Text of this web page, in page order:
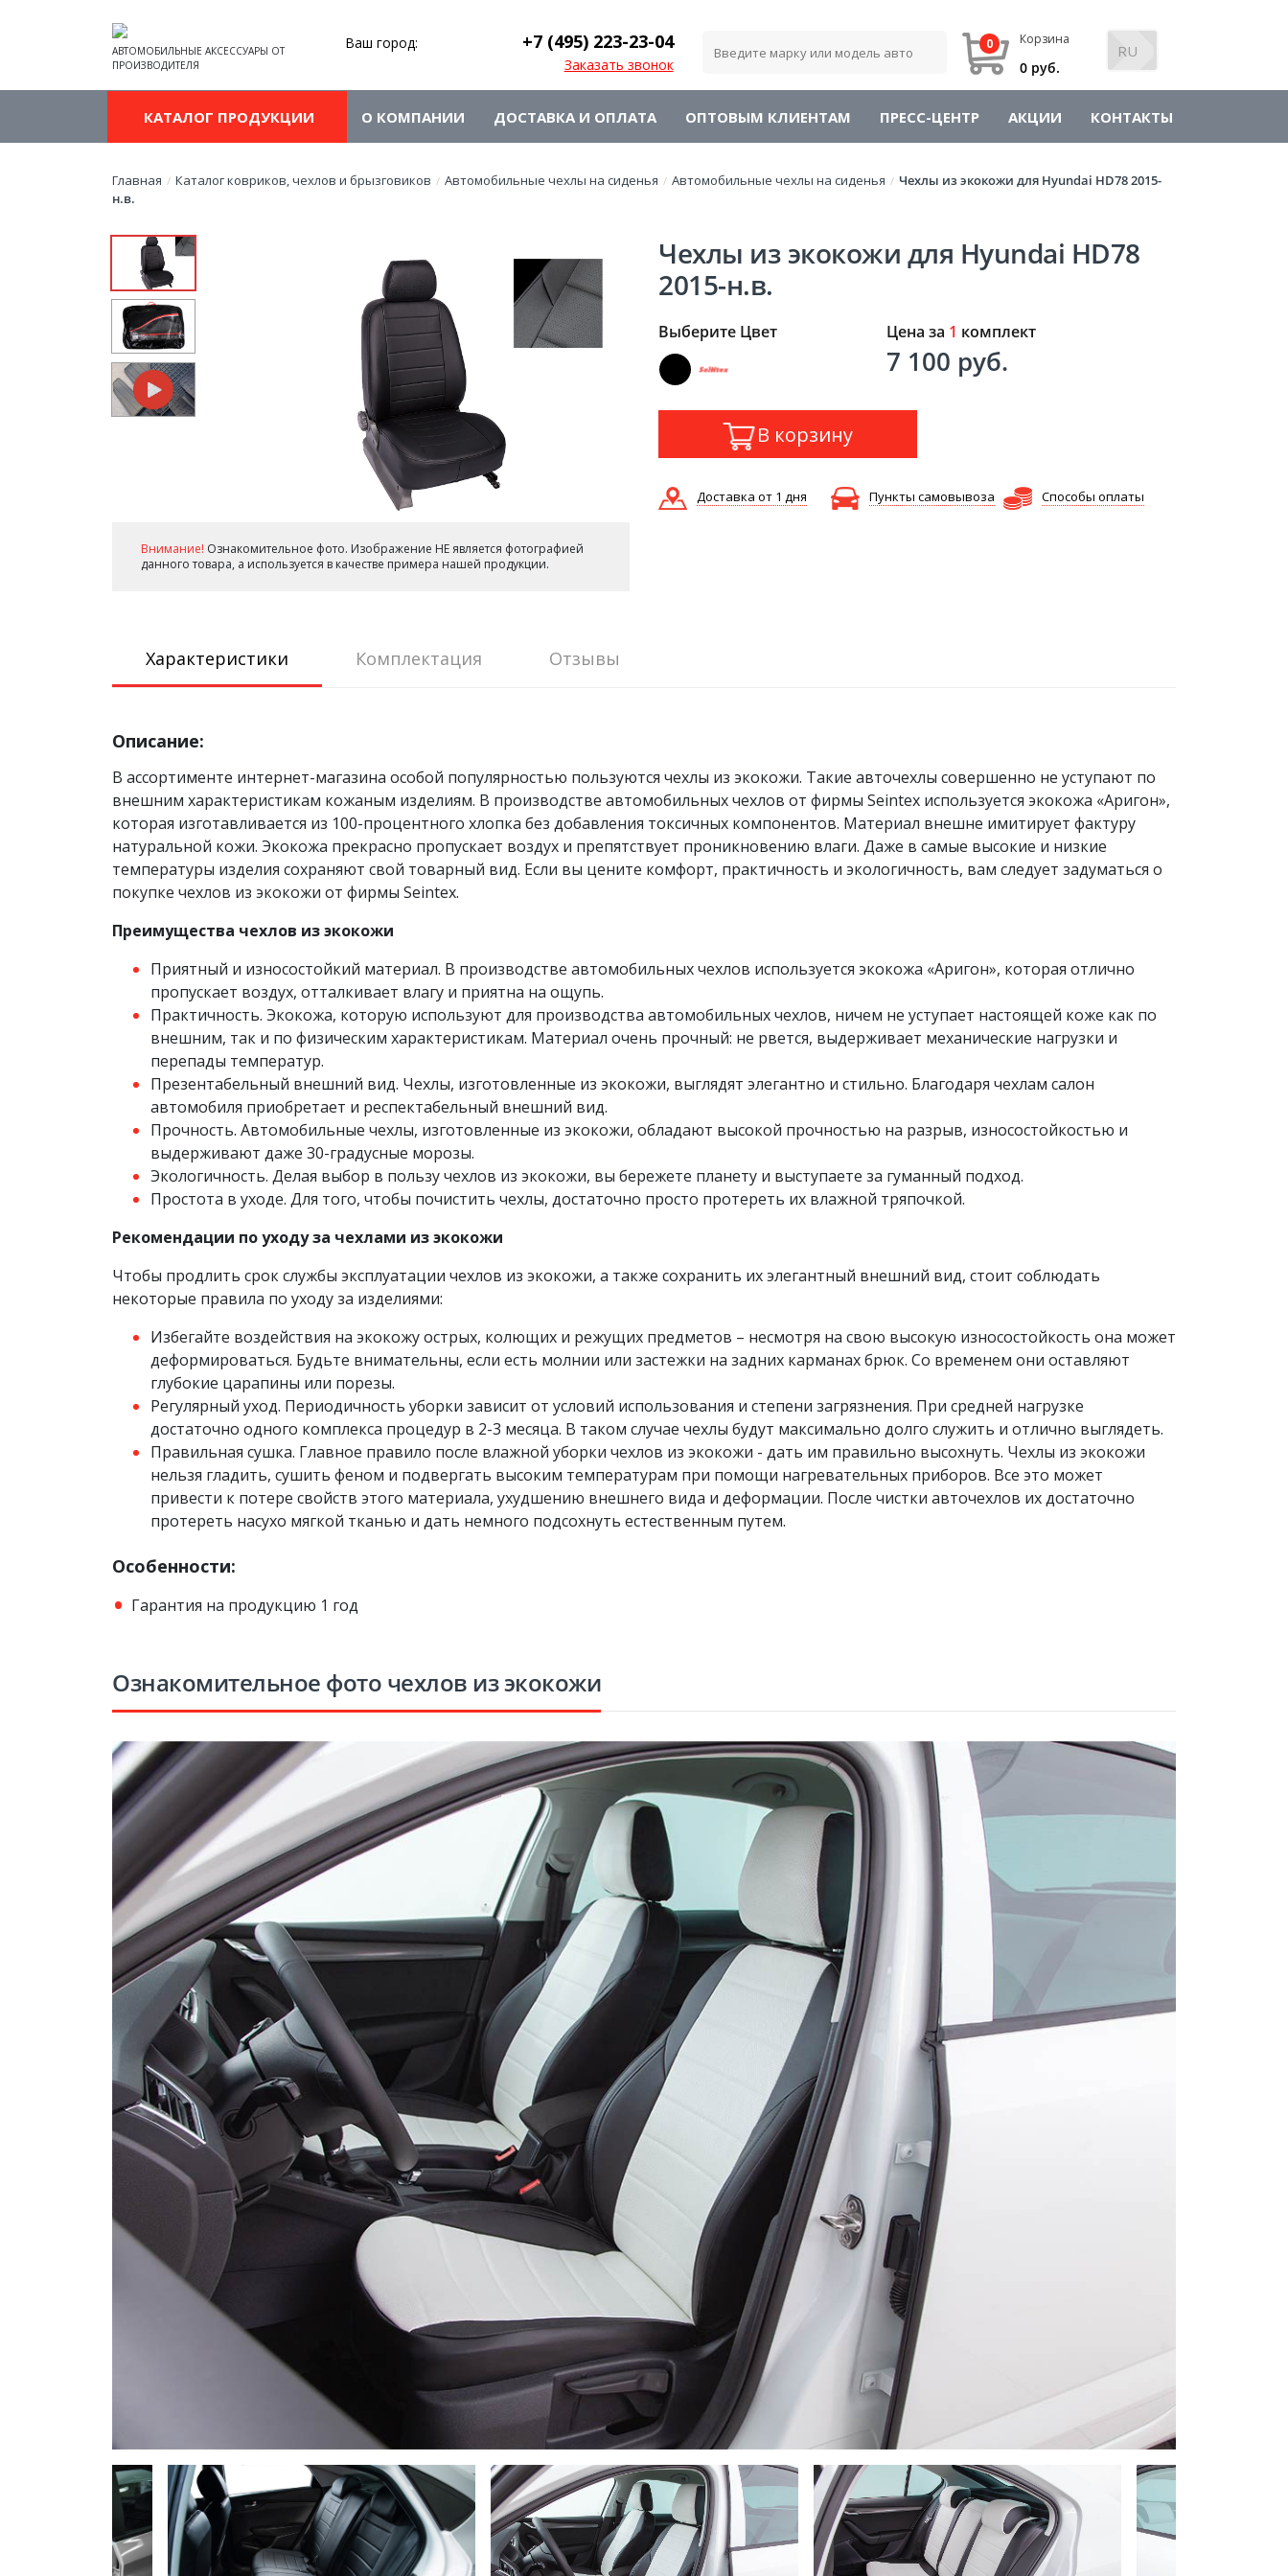
АВТОМОБИЛЬНЫЕ АКСЕССУАРЫ ОТ
ПРОИЗВОДИТЕЛЯ
Ваш город: +7 (495)223-23-04
Заказать звонок
Корзина
0
0 руб.
КАТАЛОГ ПРОДУКЦИИ О КОМПАНИИ ДОСТАВКА И ОПЛАТА ОПТОВЫМ КЛИЕНТАМ ПРЕСС-ЦЕНТР АКЦИИ КОНТАКТЫ
Главная / Каталог ковриков, чехлов и брызговиков / Автомобильные чехлы на сиденья / Автомобильные чехлы на сиденья / Чехлы из экокожи для Hyundai HD78 2015-
н.в.
Внимание! Ознакомительное фото. Изображение НЕ является фотографией
данного товара, а используется в качестве примера нашей продукции.
Чехлы из экокожи для Hyundai HD78
2015-н.в.
Выберите Цвет Цена за 1 комплект
7 100 руб.
В корзину
Доставка от 1 дня Пункты самовывоза Способы оплаты
Характеристики Комплектация Отзывы
Описание:
В ассортименте интернет-магазина особой популярностью пользуются чехлы из экокожи. Такие авточехлы совершенно не уступают по
внешним характеристикам кожаным изделиям. В производстве автомобильных чехлов от фирмы Seintex используется экокожа «Аригон»,
которая изготавливается из 100-процентного хлопка без добавления токсичных компонентов. Материал внешне имитирует фактуру
натуральной кожи. Экокожа прекрасно пропускает воздух и препятствует проникновению влаги. Даже в самые высокие и низкие
температуры изделия сохраняют свой товарный вид. Если вы цените комфорт, практичность и экологичность, вам следует задуматься о
покупке чехлов из экокожи от фирмы Seintex.
Преимущества чехлов из экокожи
Приятный и износостойкий материал. В производстве автомобильных чехлов используется экокожа «Аригон», которая отлично
пропускает воздух, отталкивает влагу и приятна на ощупь.
Практичность. Экокожа, которую используют для производства автомобильных чехлов, ничем не уступает настоящей коже как по
внешним, так и по физическим характеристикам. Материал очень прочный: не рвется, выдерживает механические нагрузки и
перепады температур.
Презентабельный внешний вид. Чехлы, изготовленные из экокожи, выглядят элегантно и стильно. Благодаря чехлам салон
автомобиля приобретает и респектабельный внешний вид.
Прочность. Автомобильные чехлы, изготовленные из экокожи, обладают высокой прочностью на разрыв, износостойкостью и
выдерживают даже 30-градусные морозы.
Экологичность. Делая выбор в пользу чехлов из экокожи, вы бережете планету и выступаете за гуманный подход.
Простота в уходе. Для того, чтобы почистить чехлы, достаточно просто протереть их влажной тряпочкой.
Рекомендации по уходу за чехлами из экокожи
Чтобы продлить срок службы эксплуатации чехлов из экокожи, а также сохранить их элегантный внешний вид, стоит соблюдать
некоторые правила по уходу за изделиями:
Избегайте воздействия на экокожу острых, колющих и режущих предметов – несмотря на свою высокую износостойкость она может
деформироваться. Будьте внимательны, если есть молнии или застежки на задних карманах брюк. Со временем они оставляют
глубокие царапины или порезы.
Регулярный уход. Периодичность уборки зависит от условий использования и степени загрязнения. При средней нагрузке
достаточно одного комплекса процедур в 2-3 месяца. В таком случае чехлы будут максимально долго служить и отлично выглядеть.
Правильная сушка. Главное правило после влажной уборки чехлов из экокожи - дать им правильно высохнуть. Чехлы из экокожи
нельзя гладить, сушить феном и подвергать высоким температурам при помощи нагревательных приборов. Все это может
привести к потере свойств этого материала, ухудшению внешнего вида и деформации. После чистки авточехлов их достаточно
протереть насухо мягкой тканью и дать немного подсохнуть естественным путем.
Особенности:
Гарантия на продукцию 1 год
Ознакомительное фото чехлов из экокожи